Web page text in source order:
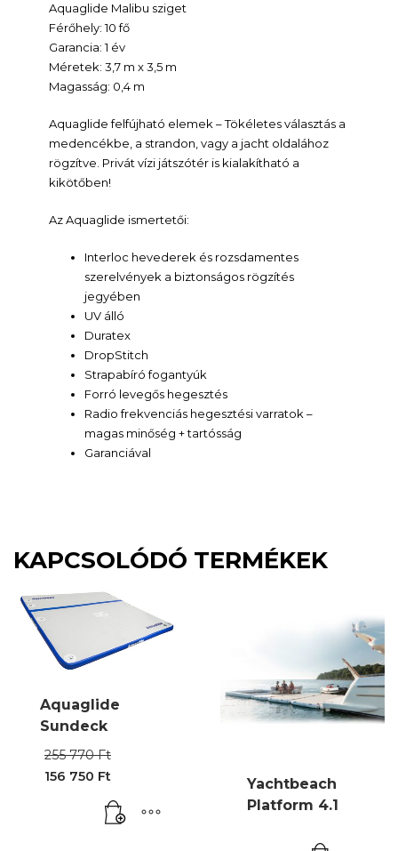
Aquaglide Malibu sziget
Férőhely: 10 fő
Garancia: 1 év
Méretek: 3,7 m x 3,5 m
Magasság: 0,4 m
Aquaglide felfújható elemek – Tökéletes választás a
medencékbe, a strandon, vagy a jacht oldalához
rögzítve. Privát vízi játszótér is kialakítható a
kikötőben!
Az Aquaglide ismertetői:
Interloc hevederek és rozsdamentes
szerelvények a biztonságos rögzítés
jegyében
UV álló
Duratex
DropStitch
Strapabíró fogantyúk
Forró levegős hegesztés
Radio frekvenciás hegesztési varratok –
magas minőség + tartósság
Garanciával
KAPCSOLÓDÓ TERMÉKEK
Aquaglide
Sundeck
255 770Ft
770 Ft.
156 750 Ft
Yachtbeach
Platform 4.1